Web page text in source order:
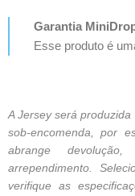
Garantia
Esse produto é
A Jersey será
sob-encomenda, por
abrange
arrependimento.
verifique as